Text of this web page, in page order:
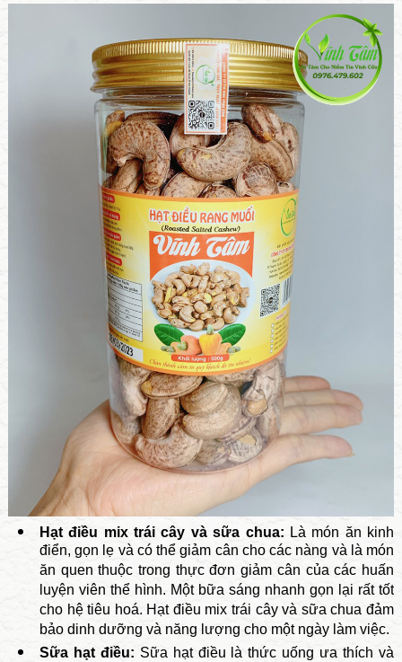
Hạt điều mix trái cây và sữa chua: Là món ăn kinh
điển, gọn lẹ và có thể giảm cân cho các nàng và là món
ăn quen thuộc trong thực đơn giảm cân của các huấn
luyện viên thể hình. Một bữa sáng nhanh gọn lại rất tốt
cho hệ tiêu hoá. Hạt điều mix trái cây và sữa chua đảm
bảo dinh dưỡng và năng lượng cho một ngày làm việc.
Sữa hạt điều: Sữa hạt điều là thức uống ưa thích và